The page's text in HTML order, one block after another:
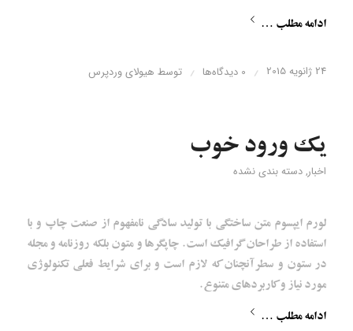
ادامه مطلب …
24 ژانویه 2015 / 0 دیدگاه‌ها / توسط هیولای وردپرس
یک ورود خوب
اخبار, دسته بندی نشده
لورم ایپسوم متن ساختگی با تولید سادگی نامفهوم از صنعت چاپ و با
استفاده از طراحان گرافیک است. چاپگرها و متون بلکه روزنامه و مجله
در ستون و سطرآنچنان که لازم است و برای شرایط فعلی تکنولوژی
مورد نیاز و کاربردهای متنوع.
ادامه مطلب …